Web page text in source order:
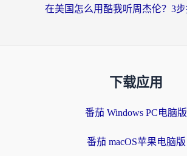
下载应用
番茄 Windows PC电脑版
番茄 macOS苹果电脑版